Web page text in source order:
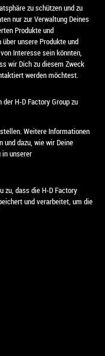
zu schützen und zu
nur zur Verwaltung Deines
Produkte und
unsere Produkte und
Interesse sein könnten,
wir Dich zu diesem Zweck
werden möchtest.
H-D Factory Group zu
Weitere Informationen
und dazu, wie wir Deine
in unserer
zu, dass die H-D Factory
und verarbeitet, um die